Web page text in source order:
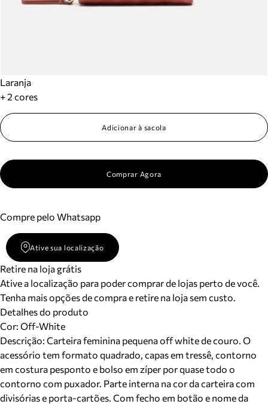
Laranja
+ 2 cores
Adicionar à sacola
Comprar Agora
Compre pelo Whatsapp
Ative sua localização
Retire na loja grátis
Ative a localização para poder comprar de lojas perto de você.
Tenha mais opções de compra e retire na loja sem custo.
Detalhes do produto
Cor: Off-White
Descrição: Carteira feminina pequena off white de couro. O
acessório tem formato quadrado, capas em tressê, contorno
em costura pesponto e bolso em zíper por quase todo o
contorno com puxador. Parte interna na cor da carteira com
divisórias e porta-cartões. Com fecho em botão e nome da